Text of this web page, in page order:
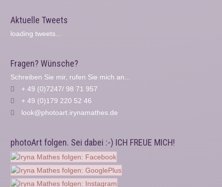
Aktuelle Tweets
loading tweets...
Fragen? Wünsche?
Schreiben Sie mir, rufen Sie mich an...
+ 49 (0)7247/ 98 71 957
+ 49 (0)179 220 52 46
look@photoart.irynamathes.de
photoArt folgen. Sei dabei :-) ICH FREUE MICH!